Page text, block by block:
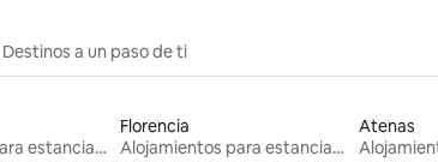
Destinos a un paso de ti
Alojamientos para estancias largas
Florencia
Alojamientos para estancias largas
Atenas